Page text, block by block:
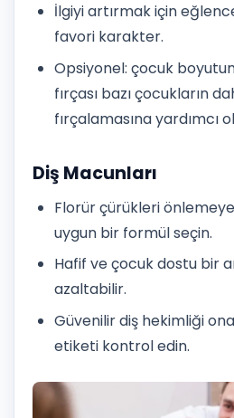
İlgiyi artırmak için
favori karakter.
Opsiyonel: çocuk
fırçası bazı çocukların
fırçalamasına yardımcı
Diş Macunları
Florür çürükleri
uygun bir formül seçin.
Hafif ve çocuk dostu bir
azaltabilir.
Güvenilir diş hekimliği
etiketi kontrol edin.